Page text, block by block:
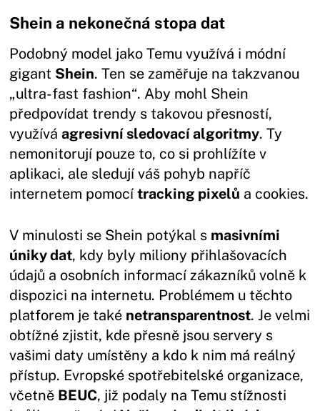
Shein a nekonečná stopa dat
Podobný model jako Temu využívá i módní
gigant Shein. Ten se zaměřuje na takzvanou
„ultra-fast fashion“. Aby mohl Shein
předpovídat trendy s takovou přesností,
využíváagresivní sledovací algoritmy. Ty
nemonitorují pouze to, co si prohlížíte v
aplikaci, ale sledují váš pohyb napříč
internetem pomocítracking pixelů a cookies.
V minulosti se Shein potýkal s masivními
úniky dat, kdy byly miliony přihlašovacích
údajů a osobních informací zákazníků volně k
dispozici na internetu. Problémem u těchto
platforem je také netransparentnost. Je velmi
obtížné zjistit, kde přesně jsou servery s
vašimi daty umístěny a kdo k nim má reálný
přístup. Evropské spotřebitelské organizace,
včetně BEUC, již podaly na Temu stížnosti